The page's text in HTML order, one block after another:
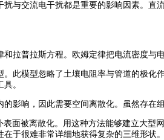
交流电干扰都是重要的影响因素。直
普拉斯方程。欧姆定律把电流密度与
模型忽略了土壤电阻率与管道的极化
。
响，因此需要空间离散化。虽然存在
被离散化。用这种方法能够建立大型
于很难非常详细地获得复杂的三维形状。